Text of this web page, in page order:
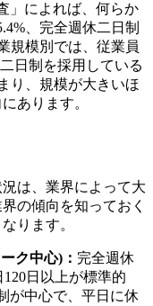
」によれば、何らか
、完全週休二日制
規模別では、従業員
日制を採用している
り、規模が大きいほ
あります。
は、業界によって大
の傾向を知っておく
ります。
ク中心)： 完全週休
日以上が標準的
が中心で、平日に休